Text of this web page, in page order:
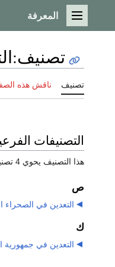
القائمة الرئيسية
المعرفة
تصنيف:
تصنيف ناقش هذه
التصنيفات
هذا التصنيف يحوي 4 تصنيفات فرعية، من إجمالي 4.
ص
التعدين في الصحراء
ك
التعدين في جمهورية